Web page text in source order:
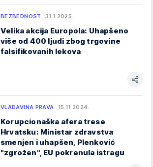
BEZBEDNOST 31.1.2025.
Velika akcija Europola: Uhapšeno
više od 400 ljudi zbog trgovine
falsifikovanih lekova
VLADAVINA PRAVA 15.11.2024.
Korupcionaška afera trese
Hrvatsku: Ministar zdravstva
smenjen i uhapšen, Plenković
"zgrožen", EU pokrenula istragu